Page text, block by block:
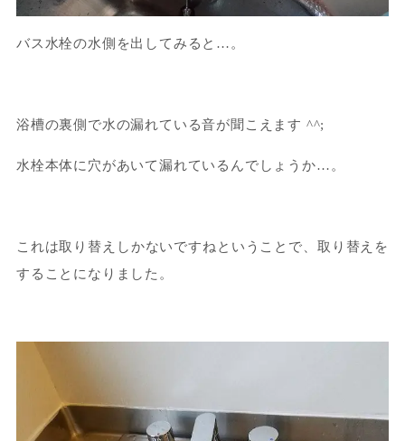
バス水栓の水側を出してみると…。
浴槽の裏側で水の漏れている音が聞こえます ^^;
水栓本体に穴があいて漏れているんでしょうか…。
これは取り替えしかないですねということで、取り替えを
することになりました。